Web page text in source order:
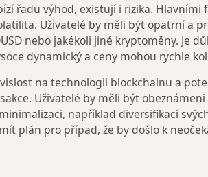
řadu výhod, existují i rizika.
Uživatelé by měli být opatrní a
nebo jakékoli jiné kryptoměny. Je
dynamický a ceny mohou rychle
na technologii blockchainu a
Uživatelé by měli být
například diversifikací
plán pro případ, že by došlo k